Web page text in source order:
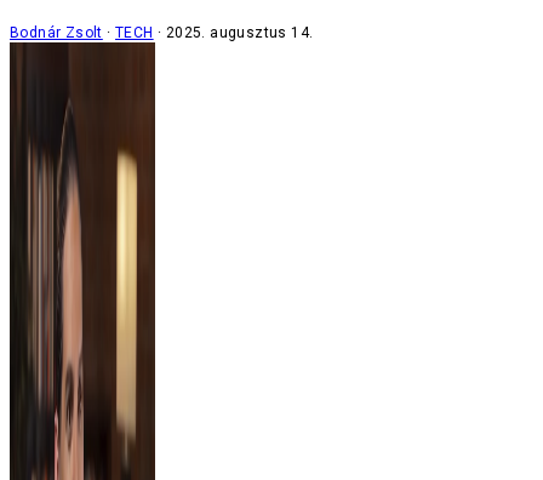
Bodnár Zsolt TECH 2025. augusztus 14.